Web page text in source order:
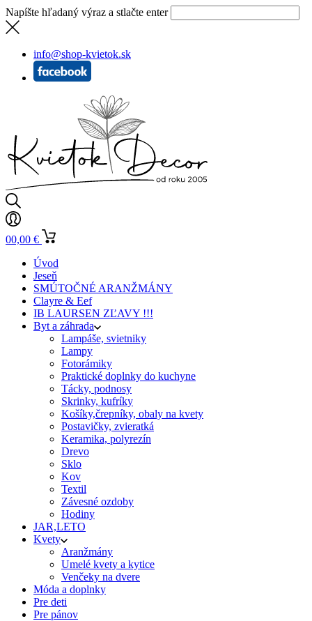
Napíšte hľadaný výraz a stlačte enter
info@shop-kvietok.sk
00,00 €
Úvod
Jeseň
SMÚTOČNÉ ARANŽMÁNY
Clayre & Eef
IB LAURSEN ZĽAVY !!!
Byt a záhrada
Lampáše, svietniky
Lampy
Fotorámiky
Praktické doplnky do kuchyne
Tácky, podnosy
Skrinky, kufríky
Košíky,črepníky, obaly na kvety
Postavičky, zvieratká
Keramika, polyrezín
Drevo
Sklo
Kov
Textil
Závesné ozdoby
Hodiny
JAR,LETO
Kvety
Aranžmány
Umelé kvety a kytice
Venčeky na dvere
Móda a doplnky
Pre deti
Pre pánov